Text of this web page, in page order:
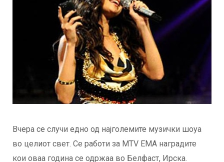
Вчера се случи едно од најголемите музички шоуа
во целиот свет. Се работи за MTV EMA наградите
кои оваа година се одржаа во Белфаст, Ирска.